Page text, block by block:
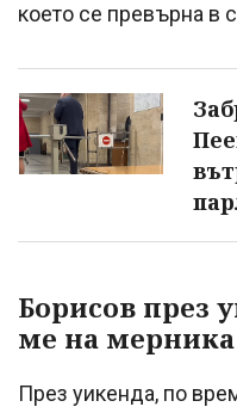
което се превърна в
Борисов през
ме на мерника
През уикенда, по